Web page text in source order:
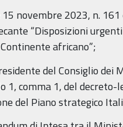
novembre 2023, n. 161
“Disposizioni
africano”;
del Consiglio dei
1, comma 1, del decreto-
del Piano strategico